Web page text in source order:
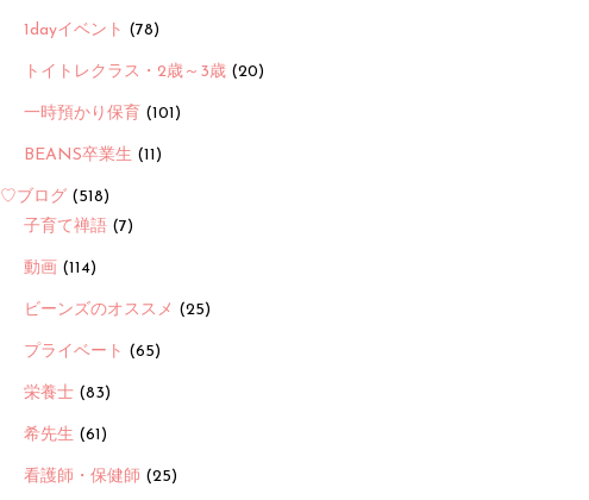
1dayイベント (78)
トイトレクラス・2歳～3歳 (20)
一時預かり保育 (101)
BEANS卒業生 (11)
♡ブログ (518)
子育て禅語 (7)
動画 (114)
ビーンズのオススメ (25)
プライベート (65)
栄養士 (83)
希先生 (61)
看護師・保健師 (25)